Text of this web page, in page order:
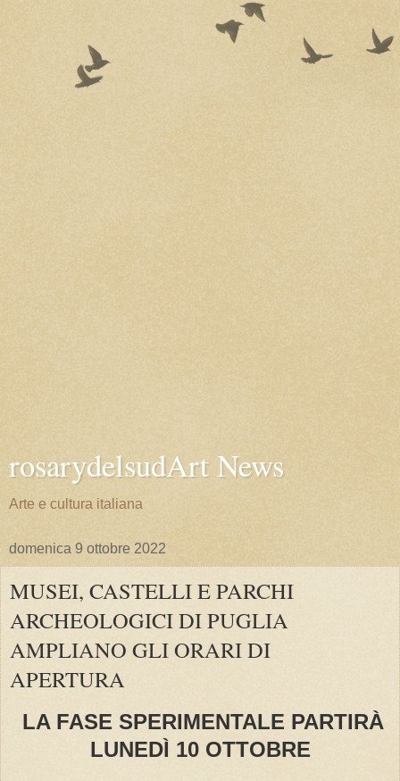
rosarydelsudArt News
Arte e cultura italiana
domenica 9 ottobre 2022
MUSEI, CASTELLI E PARCHI
ARCHEOLOGICI DI PUGLIA
AMPLIANO GLI ORARI DI
APERTURA
LA FASE SPERIMENTALE PARTIRÀ
LUNEDÌ 10 OTTOBRE